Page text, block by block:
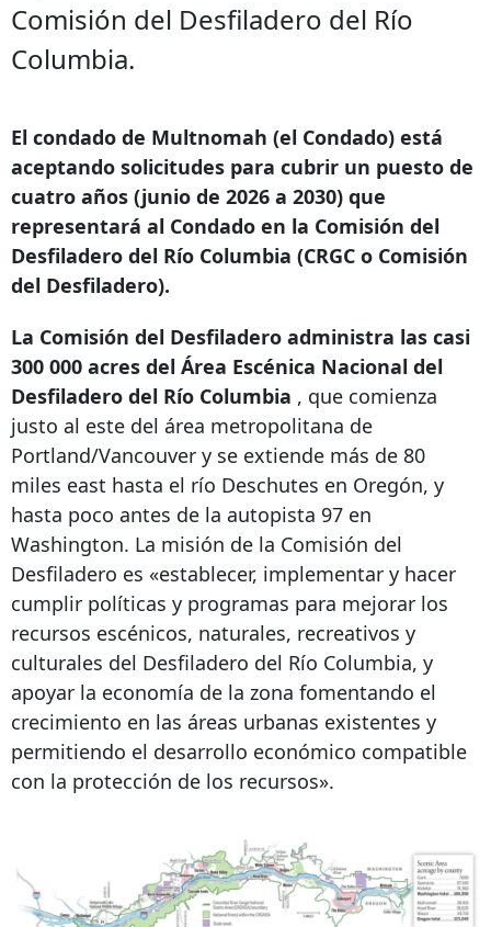
Comisión del Desfiladero del Río
Columbia.
El condado de Multnomah (el Condado) está
aceptando solicitudes para cubrir un puesto de
cuatro años (junio de 2026 a 2030) que
representará al Condado en la Comisión del
Desfiladero del Río Columbia (CRGC o Comisión
del Desfiladero).
La Comisión del Desfiladero administra las casi
300 000 acres del Área Escénica Nacional del
Desfiladero del Río Columbia , que comienza
justo al este del área metropolitana de
Portland/Vancouver y se extiende más de 80
miles east hasta el río Deschutes en Oregón, y
hasta poco antes de la autopista 97 en
Washington. La misión de la Comisión del
Desfiladero es «establecer, implementar y hacer
cumplir políticas y programas para mejorar los
recursos escénicos, naturales, recreativos y
culturales del Desfiladero del Río Columbia, y
apoyar la economía de la zona fomentando el
crecimiento en las áreas urbanas existentes y
permitiendo el desarrollo económico compatible
con la protección de los recursos».